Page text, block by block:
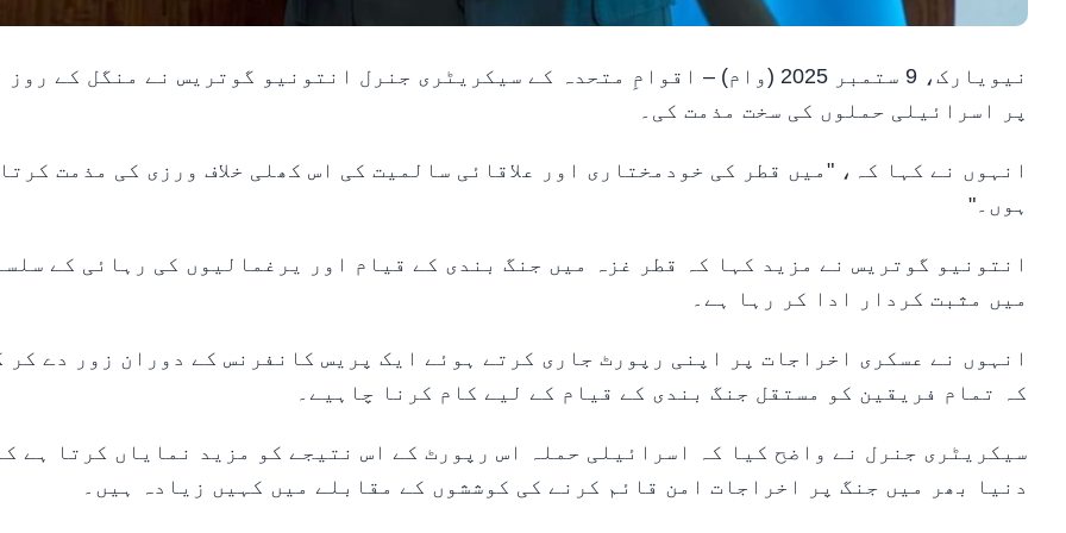
نیویارک، 9 ستمبر 2025 (وام) – اقوامِ متحدہ کے سیکریٹری جنرل انتونیو گوتریس نے منگل کے روز
پر اسرائیلی حملوں کی سخت مذمت کی۔
انہوں نے کہا کہ، "میں قطر کی خودمختاری اور علاقائی سالمیت کی اس کھلی خلاف ورزی کی مذمت کرتا
ہوں۔"
انتونیو گوتریس نے مزید کہا کہ قطر غزہ میں جنگ بندی کے قیام اور یرغمالیوں کی رہائی کے
میں مثبت کردار ادا کر رہا ہے۔
انہوں نے عسکری اخراجات پر اپنی رپورٹ جاری کرتے ہوئے ایک پریس کانفرنس کے دوران زور دے کر
کہ تمام فریقین کو مستقل جنگ بندی کے قیام کے لیے کام کرنا چاہیے۔
سیکریٹری جنرل نے واضح کیا کہ اسرائیلی حملہ اس رپورٹ کے اس نتیجے کو مزید نمایاں کرتا ہے
دنیا بھر میں جنگ پر اخراجات امن قائم کرنے کی کوششوں کے مقابلے میں کہیں زیادہ ہیں۔